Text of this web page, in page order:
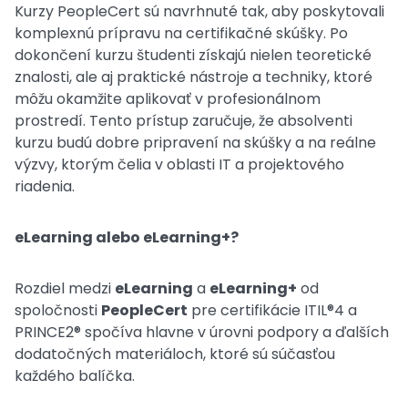
Kurzy PeopleCert sú navrhnuté tak, aby poskytovali
komplexnú prípravu na certifikačné skúšky. Po
dokončení kurzu študenti získajú nielen teoretické
znalosti, ale aj praktické nástroje a techniky, ktoré
môžu okamžite aplikovať v profesionálnom
prostredí. Tento prístup zaručuje, že absolventi
kurzu budú dobre pripravení na skúšky a na reálne
výzvy, ktorým čelia v oblasti IT a projektového
riadenia.
eLearning alebo eLearning+?
Rozdiel medzi eLearning a eLearning+ od
spoločnosti PeopleCert pre certifikácie ITIL®4 a
PRINCE2® spočíva hlavne v úrovni podpory a ďalších
dodatočných materiáloch, ktoré sú súčasťou
každého balíčka.